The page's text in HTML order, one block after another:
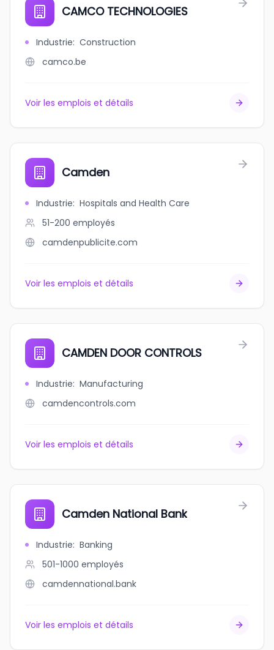
CAMCO TECHNOLOGIES
Industrie: Construction
camco.be
Voir les emplois et détails
Camden
Industrie: Hospitals and Health Care
51-200 employés
camdenpublicite.com
Voir les emplois et détails
CAMDEN DOOR CONTROLS
Industrie: Manufacturing
camdencontrols.com
Voir les emplois et détails
Camden National Bank
Industrie: Banking
501-1000 employés
camdennational.bank
Voir les emplois et détails